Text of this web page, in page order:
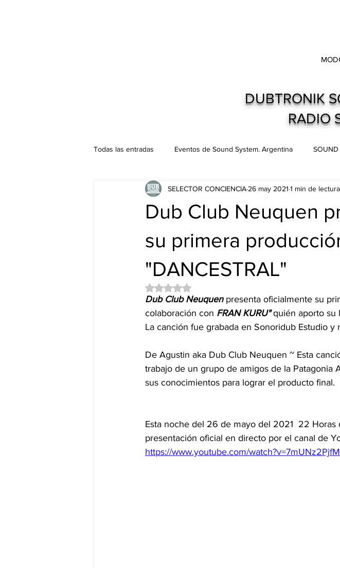
DUBTRONIK
RADIO
Todas las entradas Eventos de Sound System. Argentina SOUND
Podcast. SOUNDMAN Mixtapes Live and direct. Shows.
Dub Club Neuquen
su primera
"DANCESTRAL"
SELECTOR CONCIENCIA 26 may 2021 1 min de lectura
Obtuvo NaN de 5 estrellas.
Dub Club Neuquen presenta oficialmente su
colaboración con FRAN KURU" quién aporto su
La canción fue grabada en Sonoridub Estudio y
De Agustin aka Dub Club Neuquen ~ Esta
trabajo de un grupo de amigos de la Patagonia
sus conocimientos para lograr el producto final.
Esta noche del 26 de mayo del 2021  22
presentación oficial en directo por el canal de
https://www.youtube.com/